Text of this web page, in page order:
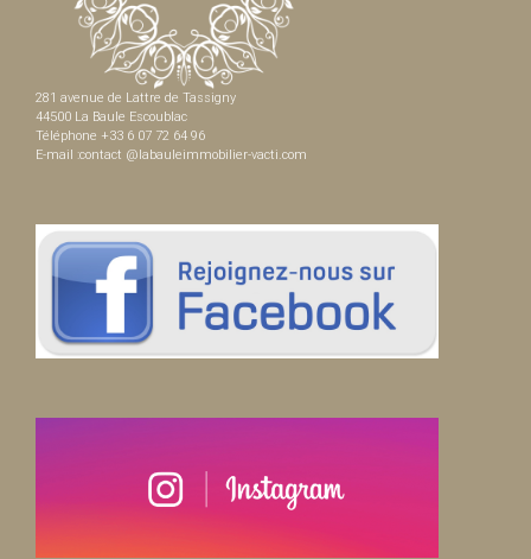
281 avenue de Lattre de Tassigny
44500 La Baule Escoublac
Téléphone +33 6 07 72 64 96
E-mail :contact @labauleimmobilier-vacti.com